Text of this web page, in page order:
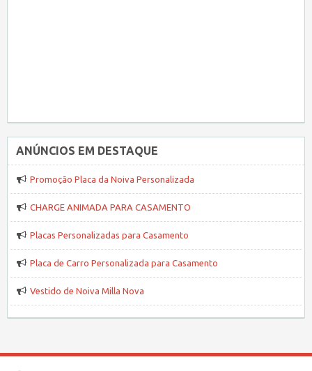
ANÚNCIOS EM DESTAQUE
Promoção Placa da Noiva Personalizada
CHARGE ANIMADA PARA CASAMENTO
Placas Personalizadas para Casamento
Placa de Carro Personalizada para Casamento
Vestido de Noiva Milla Nova